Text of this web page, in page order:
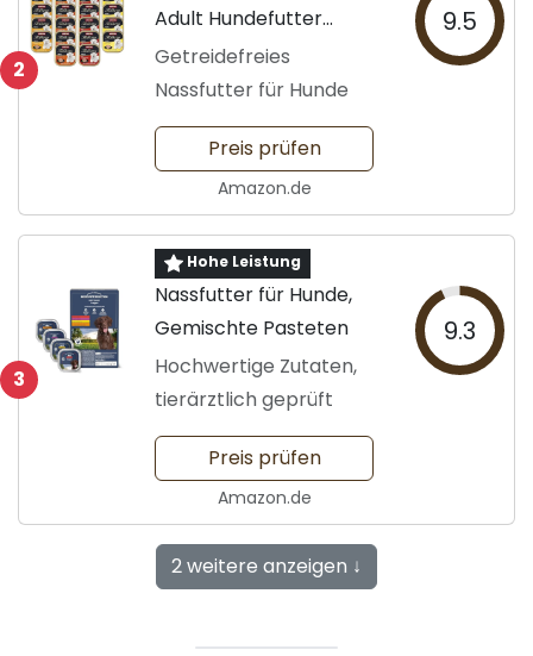
2
Adult Hundefutter
22x150g
Getreidefreies
Nassfutter für Hunde
9.5
Preis prüfen
Amazon.de
3
Hohe Leistung
Nassfutter für Hunde,
Gemischte Pasteten
Hochwertige Zutaten,
tierärztlich geprüft
9.3
Preis prüfen
Amazon.de
2 weitere anzeigen ↓